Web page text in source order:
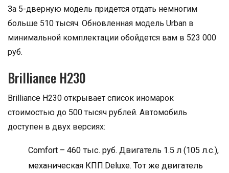
За 5-дверную модель придется отдать немногим
больше 510 тысяч. Обновленная модель Urban в
минимальной комплектации обойдется вам в 523 000
руб.
Brilliance H230
Brilliance H230 открывает список иномарок
стоимостью до 500 тысяч рублей. Автомобиль
доступен в двух версиях:
Comfort – 460 тыс. руб. Двигатель 1.5 л (105 л.с.),
механическая КПП.Deluxe. Тот же двигатель